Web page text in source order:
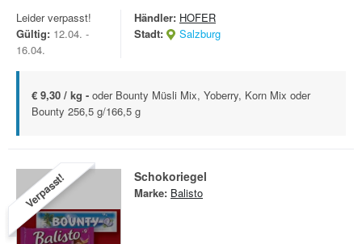
Leider verpasst!
Gültig: 12.04. -
16.04.
Händler: HOFER
Stadt:
Salzburg
€ 9,30 / kg - oder Bounty Müsli Mix, Yoberry, Korn Mix oder
Bounty 256,5 g/166,5 g
Verpasst! Schokoriegel
Marke: Balisto